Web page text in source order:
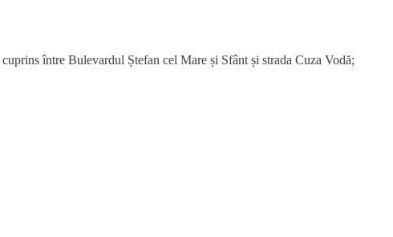
cuprins între Bulevardul Ștefan cel Mare și Sfânt și strada Cuza Vodă;